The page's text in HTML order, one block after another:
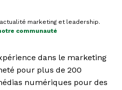
marketing et leadership.
communauté
dans le marketing
pour plus de 200
numériques pour des